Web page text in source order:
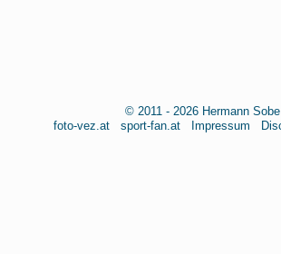
© 2011 - 2026 Hermann Sobe
foto-vez.at
sport-fan.at Impressum